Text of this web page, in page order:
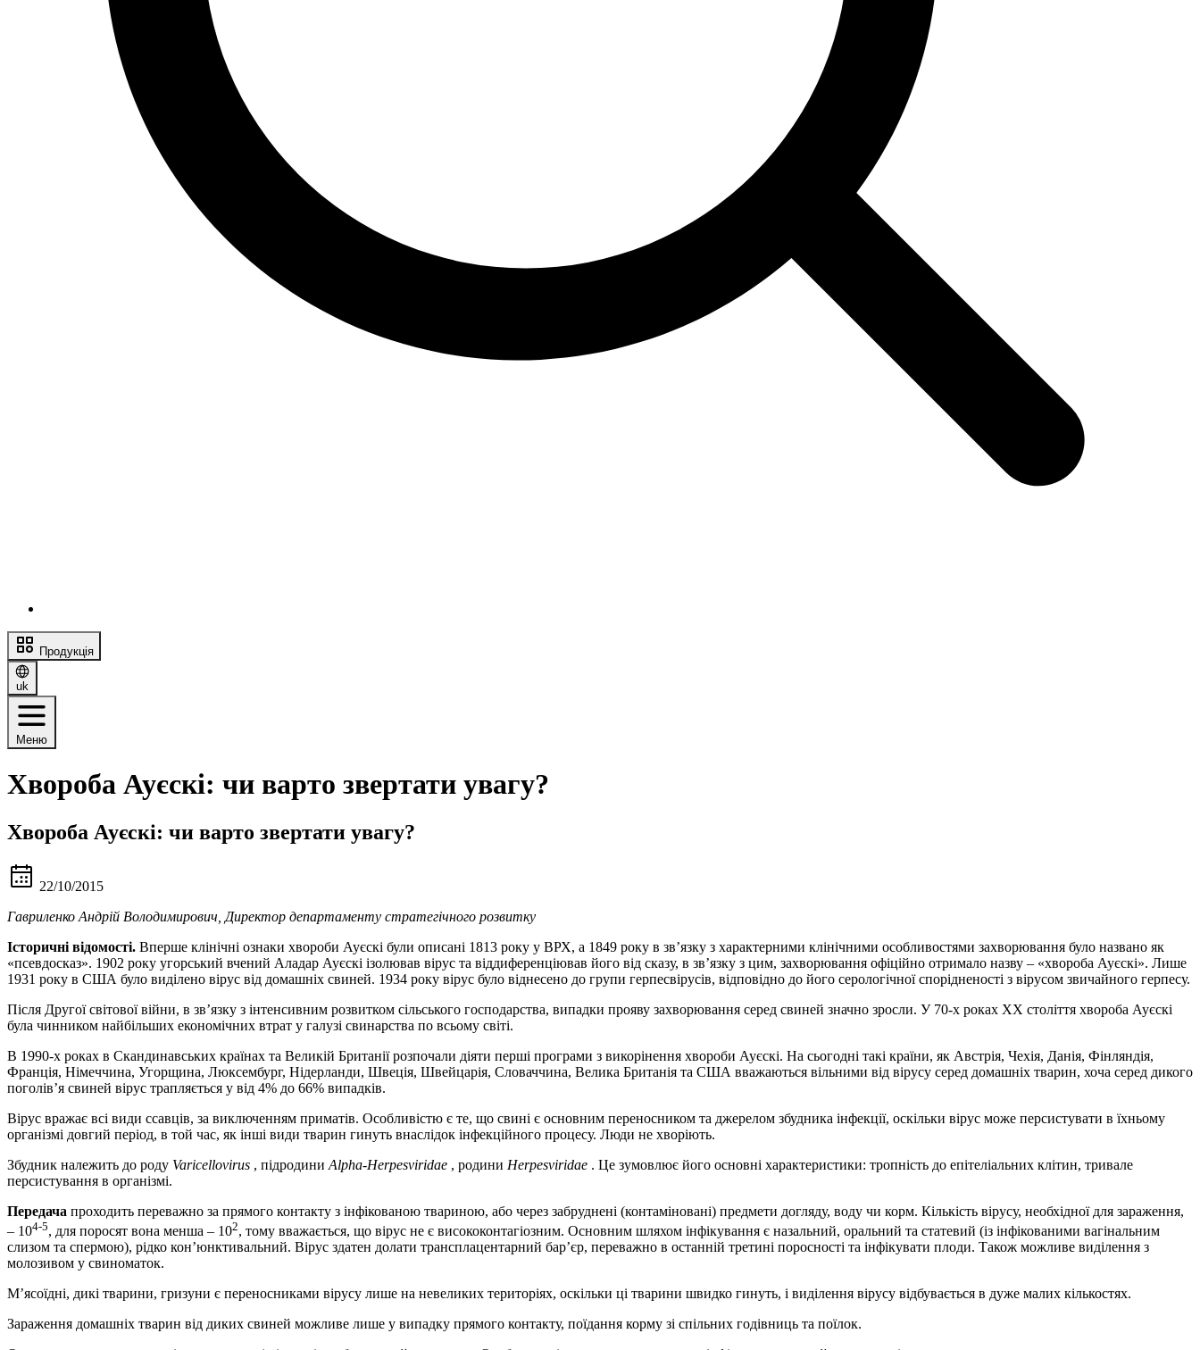
Продукція
uk
Меню
Хвороба Ауєскі: чи варто звертати увагу?
Хвороба Ауєскі: чи варто звертати увагу?
22/10/2015
Гавриленко Андрій Володимирович, Директор департаменту стратегічного розвитку
Історичні відомості. Вперше клінічні ознаки хвороби Ауєскі були описані 1813 року у ВРХ, а 1849 року в зв’язку з характерними клінічними особливостями захворювання було названо як
«псевдосказ». 1902 року угорський вчений Аладар Ауєскі ізолював вірус та віддиференціював його від сказу, в зв’язку з цим, захворювання офіційно отримало назву – «хвороба Ауєскі». Лише
1931 року в США було виділено вірус від домашніх свиней. 1934 року вірус було віднесено до групи герпесвірусів, відповідно до його серологічної спорідненості з вірусом звичайного герпесу.
Після Другої світової війни, в зв’язку з інтенсивним розвитком сільського господарства, випадки прояву захворювання серед свиней значно зросли. У 70-х роках ХХ століття хвороба Ауєскі
була чинником найбільших економічних втрат у галузі свинарства по всьому світі.
В 1990-х роках в Скандинавських країнах та Великій Британії розпочали діяти перші програми з викорінення хвороби Ауєскі. На сьогодні такі країни, як Австрія, Чехія, Данія, Фінляндія,
Франція, Німеччина, Угорщина, Люксембург, Нідерланди, Швеція, Швейцарія, Словаччина, Велика Британія та США вважаються вільними від вірусу серед домашніх тварин, хоча серед дикого
поголів’я свиней вірус трапляється у від 4% до 66% випадків.
Вірус вражає всі види ссавців, за виключенням приматів. Особливістю є те, що свині є основним переносником та джерелом збудника інфекції, оскільки вірус може персистувати в їхньому
організмі довгий період, в той час, як інші види тварин гинуть внаслідок інфекційного процесу. Люди не хворіють.
Збудник належить до роду Varicellovirus , підродини Alpha-Нerpesviridae , родини Herpesviridae . Це зумовлює його основні характеристики: тропність до епітеліальних клітин, тривале
персистування в організмі.
Передача проходить переважно за прямого контакту з інфікованою твариною, або через забруднені (контаміновані) предмети догляду, воду чи корм. Кількість вірусу, необхідної для зараження,
– 104-5, для поросят вона менша – 102, тому вважається, що вірус не є висококонтагіозним. Основним шляхом інфікування є назальний, оральний та статевий (із інфікованими вагінальним
слизом та спермою), рідко кон’юнктивальний. Вірус здатен долати трансплацентарний бар’єр, переважно в останній третині поросності та інфікувати плоди. Також можливе виділення з
молозивом у свиноматок.
М’ясоїдні, дикі тварини, гризуни є переносниками вірусу лише на невеликих територіях, оскільки ці тварини швидко гинуть, і виділення вірусу відбувається в дуже малих кількостях.
Зараження домашніх тварин від диких свиней можливе лише у випадку прямого контакту, поїдання корму зі спільних годівниць та поїлок.